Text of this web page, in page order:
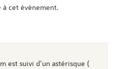
à cet évènement.
est suivi d'un astérisque (